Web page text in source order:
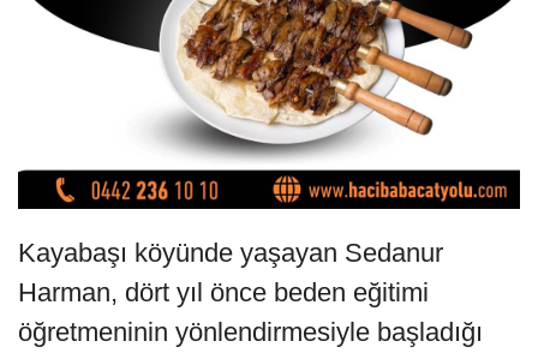
Kayabaşı köyünde yaşayan Sedanur
Harman, dört yıl önce beden eğitimi
öğretmeninin yönlendirmesiyle başladığı